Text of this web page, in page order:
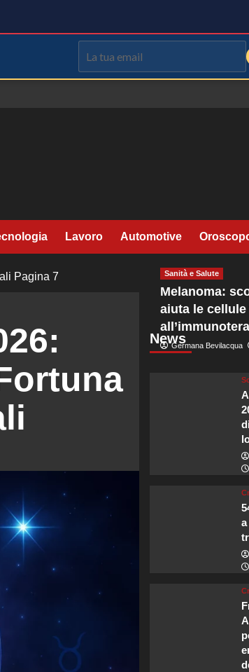
Lavoro Automotive
Pagina 7
News
Sanità e Salute
Melanoma:
aiuta le
Germana Bevilacqua